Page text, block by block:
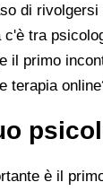
di rivolgersi
c'è tra
il primo
terapia
è il